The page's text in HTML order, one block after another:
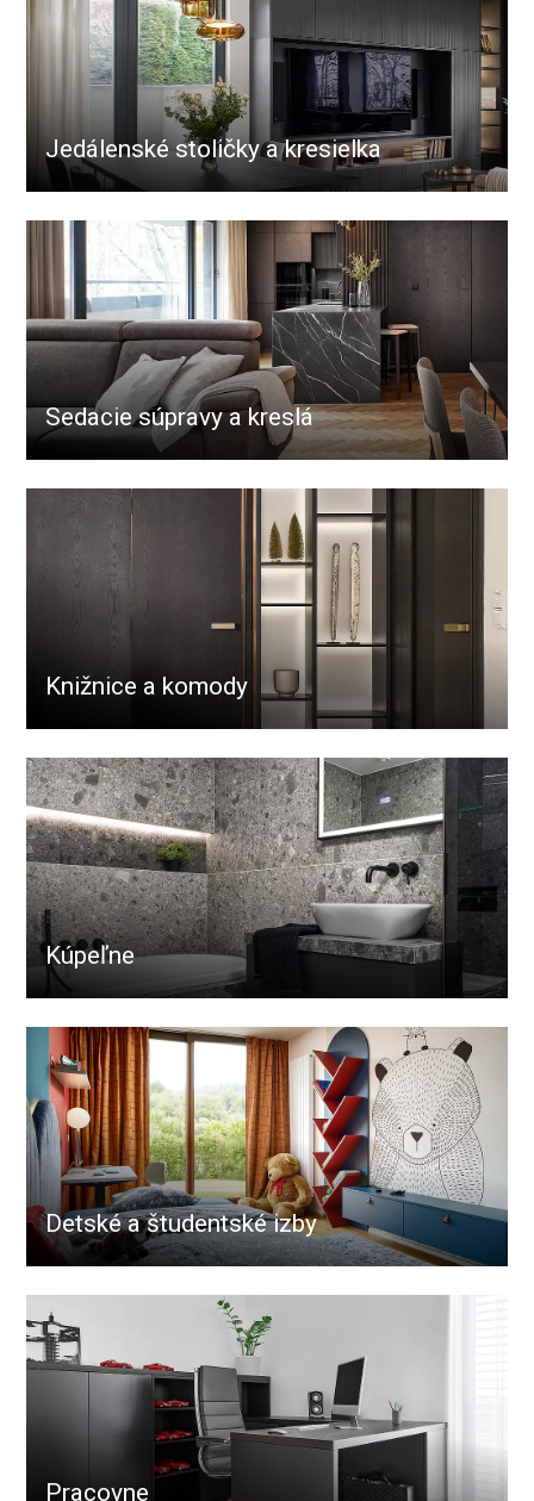
Jedálenské stoličky a kresielka
Sedacie súpravy a kreslá
Knižnice a komody
Kúpeľne
Detské a študentské izby
Pracovne